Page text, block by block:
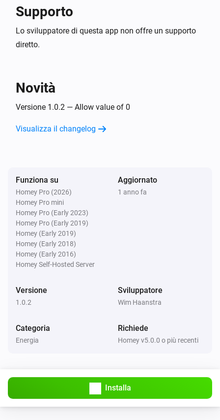
Supporto
Lo sviluppatore di questa app non offre un supporto
diretto.
Novità
Versione 1.0.2 — Allow value of 0
Visualizza il changelog
Funziona su
Homey Pro (2026)
Homey Pro mini
Homey Pro (Early 2023)
Homey Pro (Early 2019)
Homey (Early 2019)
Homey (Early 2018)
Homey (Early 2016)
Homey Self-Hosted Server
Aggiornato
1 anno fa
Versione
1.0.2
Sviluppatore
Wim Haanstra
Categoria
Energia
Richiede
Homey v5.0.0 o più recenti
Installa